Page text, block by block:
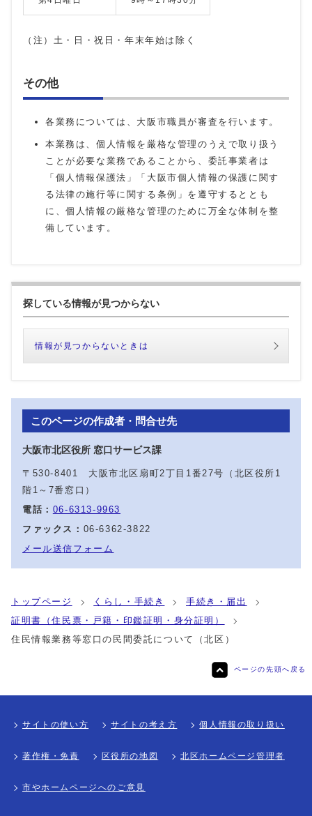
（注）土・日・祝日・年末年始は除く
その他
各業務については、大阪市職員が審査を行います。
本業務は、個人情報を厳格な管理のうえで取り扱う
ことが必要な業務であることから、委託事業者は
「個人情報保護法」「大阪市個人情報の保護に関す
る法律の施行等に関する条例」を遵守するととも
に、個人情報の厳格な管理のために万全な体制を整
備しています。
探している情報が見つからない
情報が見つからないときは
このページの作成者・問合せ先
大阪市北区役所 窓口サービス課
〒530-8401 大阪市北区扇町2丁目1番27号（北区役所1
階1～7番窓口）
電話： 06-6313-9963
ファックス： 06-6362-3822
メール送信フォーム
トップページ くらし・手続き
手続き・届出
証明書（住民票・戸籍・印鑑証明・身分証明）
住民情報業務等窓口の民間委託について（北区）
ページの先頭へ戻る
サイトの使い方 サイトの考え方 個人情報の取り扱い
著作権・免責 区役所の地図 北区ホームページ管理者
市やホームページへのご意見